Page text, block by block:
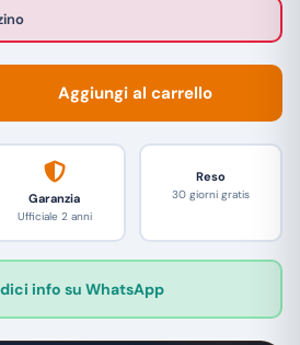
Aggiungi al carrello
Garanzia
Ufficiale 2 anni
Reso
30 giorni gratis
info su WhatsApp